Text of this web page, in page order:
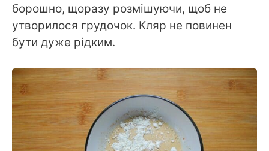
борошно, щоразу розмішуючи, щоб не
утворилося грудочок. Кляр не повинен
бути дуже рідким.